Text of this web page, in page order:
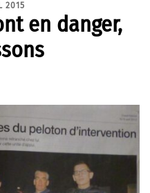
2015
en danger,